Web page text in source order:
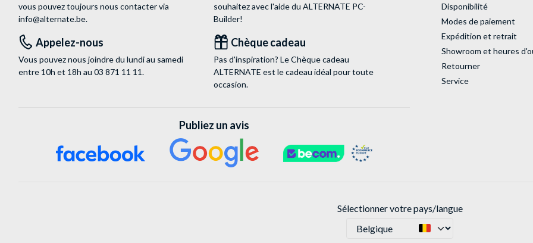
vous pouvez toujours nous contacter via
info@alternate.be.
souhaitez avec l'aide du ALTERNATE PC-
Builder!
Appelez-nous
Vous pouvez nous joindre du lundi au samedi
entre 10h et 18h au 03 871 11 11.
Chèque cadeau
Pas d'inspiration? Le Chèque cadeau
ALTERNATE est le cadeau idéal pour toute
occasion.
Disponibilité
Modes de paiement
Expédition et retrait
Showroom et heures
Retourner
Service
Publiez un avis
Sélectionner votre pays/langue